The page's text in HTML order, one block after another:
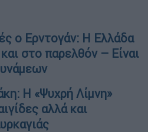
ο Ερντογάν: Η Ελλάδα
στο παρελθόν – Είναι
Η «Ψυχρή Λίμνη»
αλλά και